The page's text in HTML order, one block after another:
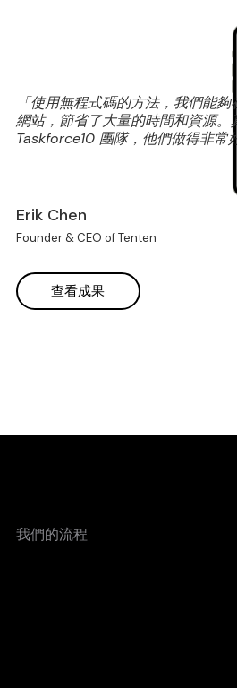
「使用無程式碼的方法，我們能
網站，節省了大量的時間和資源。
Taskforce10 團隊，他們做得非常
Erik Chen
Founder & CEO of Tenten
查看成果
我們的流程